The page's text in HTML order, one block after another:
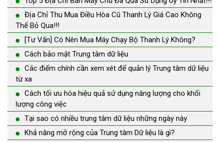
Địa Chỉ Thu Mua Điều Hòa Cũ Thanh Lý Giá Cao Không
Thể Bỏ Qua!!!
[Tư Vấn] Có Nên Mua Máy Chạy Bộ Thanh Lý Không?
Cách bảo mật Trung tâm dữ liệu
Các điểm chính cần xem xét để quản lý Trung tâm dữ liệu
từ xa
Cách tối ưu hóa hiệu quả sử dụng năng lượng cho khối
lượng công việc
Tại sao có nhiều trung tâm dữ liệu những ngày này
Khả năng mở rộng của Trung tâm Dữ liệu là gì?